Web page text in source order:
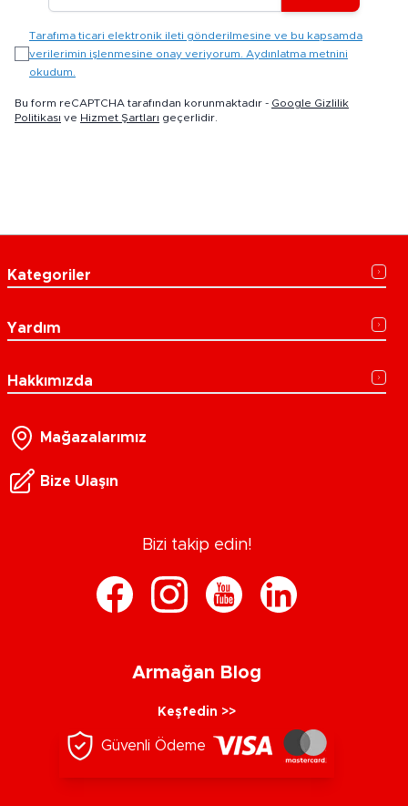
Tarafıma ticari elektronik ileti gönderilmesine ve bu kapsamda
verilerimin işlenmesine onay veriyorum. Aydınlatma metnini
okudum.
Bu form reCAPTCHA tarafından korunmaktadır - Google Gizlilik
Politikası ve Hizmet Şartları geçerlidir.
Kategoriler
Yardım
Hakkımızda
Mağazalarımız
Bize Ulaşın
Bizi takip edin!
Armağan Blog
Keşfedin >>
Güvenli Ödeme